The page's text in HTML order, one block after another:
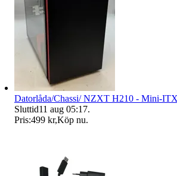
Datorlåda/Chassi/ NZXT H210 - Mini-
Sluttid11 aug 05:17.
Pris:499 kr,Köp nu.